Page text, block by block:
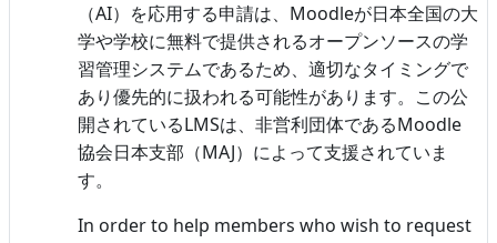
（AI）を応用する申請は、 Moodleが日本全国の大
学や学校に無料で提供されるオープンソースの学
習管理システムであるため、適切なタイミングで
あり優先的に扱われる可能性があります。この公
開されているLMSは、非営利団体であるMoodle
協会日本支部（MAJ）によって支援されていま
す。
In order to help members who wish to request